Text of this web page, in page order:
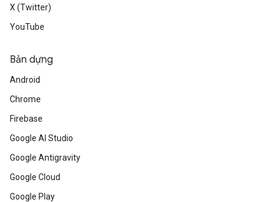
X (Twitter)
YouTube
Bản dựng
Android
Chrome
Firebase
Google AI Studio
Google Antigravity
Google Cloud
Google Play